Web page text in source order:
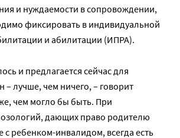
и нуждаемости в сопровождении,
фиксировать в индивидуальной
и абилитации (ИПРА).
и предлагается сейчас для
– лучше, чем ничего, – говорит
чем могло бы быть. При
дающих право родителю
с ребенком-инвалидом, всегда есть